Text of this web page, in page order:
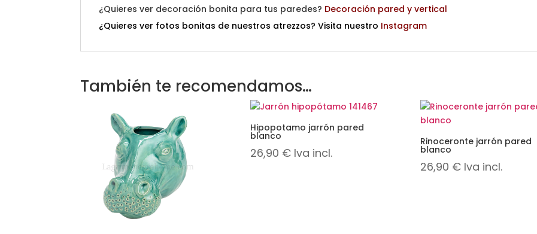
¿Quieres ver decoración bonita para tus paredes? Decoración pared y vertical
¿Quieres ver fotos bonitas de nuestros atrezzos? Visita nuestro Instagram
También te recomendamos…
Hipopotamo jarrón pared
blanco
26,90 € Iva incl.
Rinoceronte jarrón pared
blanco
26,90 € Iva incl.